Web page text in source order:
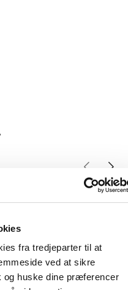
fra tredjeparter til at
ved at sikre
og huske dine præferencer